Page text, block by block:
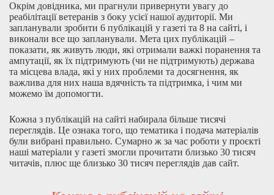
Окрім довідника, ми прагнули привернути увагу до
реабілітації ветеранів з боку усієї нашої аудиторії. Ми
запланували зробити 6 публікацій у газеті та 8 на сайті, і
виконали все що запланували. Мета цих публікацій –
показати, як живуть люди, які отримали важкі поранення та
ампутації, як їх підтримують (чи не підтримують) держава
та місцева влада, які у них проблеми та досягнення, як
важлива для них наша вдячність та підтримка, і чим ми
можемо їм допомогти.
Кожна з публікацій на сайті набирала більше тисячі
переглядів. Це ознака того, що тематика і подача матеріалів
були вибрані правильно. Сумарно ж за час роботи у проєкті
наші матеріали у газеті змогли прочитати близько 30 тисяч
читачів, плюс ще близько 30 тисяч переглядів дав сайт.